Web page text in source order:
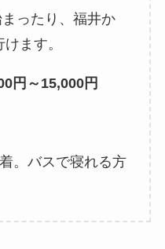
ったり、福井か
ます。
円～15,000円
。バスで寝れる方